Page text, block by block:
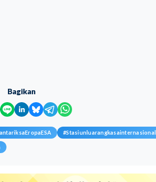
Bagikan
#Stasiunluarangkasainternasional